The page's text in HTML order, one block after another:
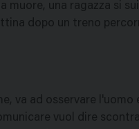
una ragazza si
dopo un treno
va ad osservare l'uomo
vuol dire